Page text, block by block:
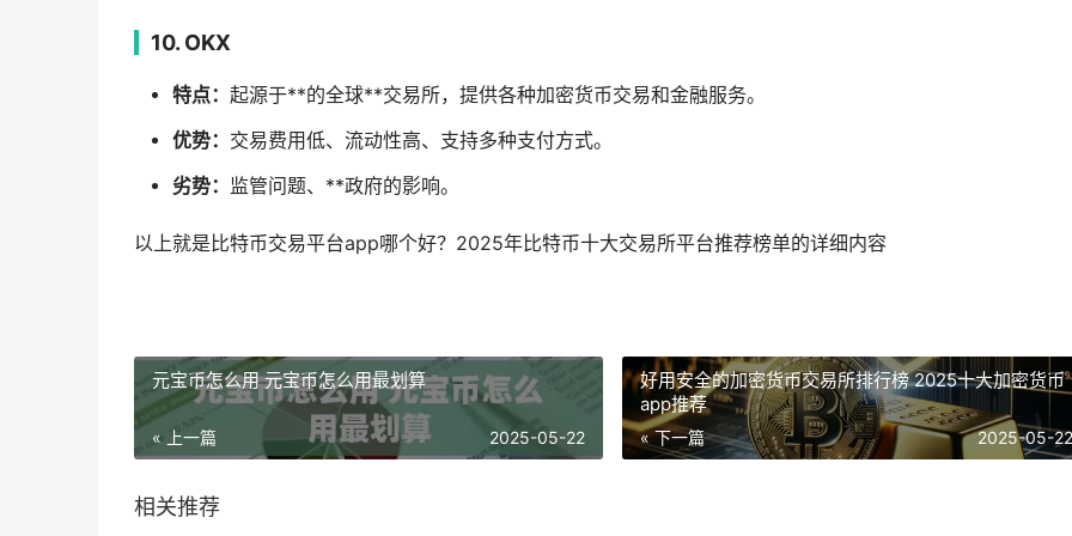
10. OKX
特点： 起源于**的全球**交易所，提供各种加密货币交易和金融服务。
优势： 交易费用低、流动性高、支持多种支付方式。
劣势：
监管问题、**政府的影响。
以上就是比特币交易平台app哪个好？2025年比特币十大交易所平台推荐榜单的详细内容
元宝币怎么用 元宝币怎么用最划算
« 上一篇 2025-05-22
好用安全的加密货币交易所排行榜 2025十大加密货币
app推荐
« 下一篇 2025-05-22
相关推荐